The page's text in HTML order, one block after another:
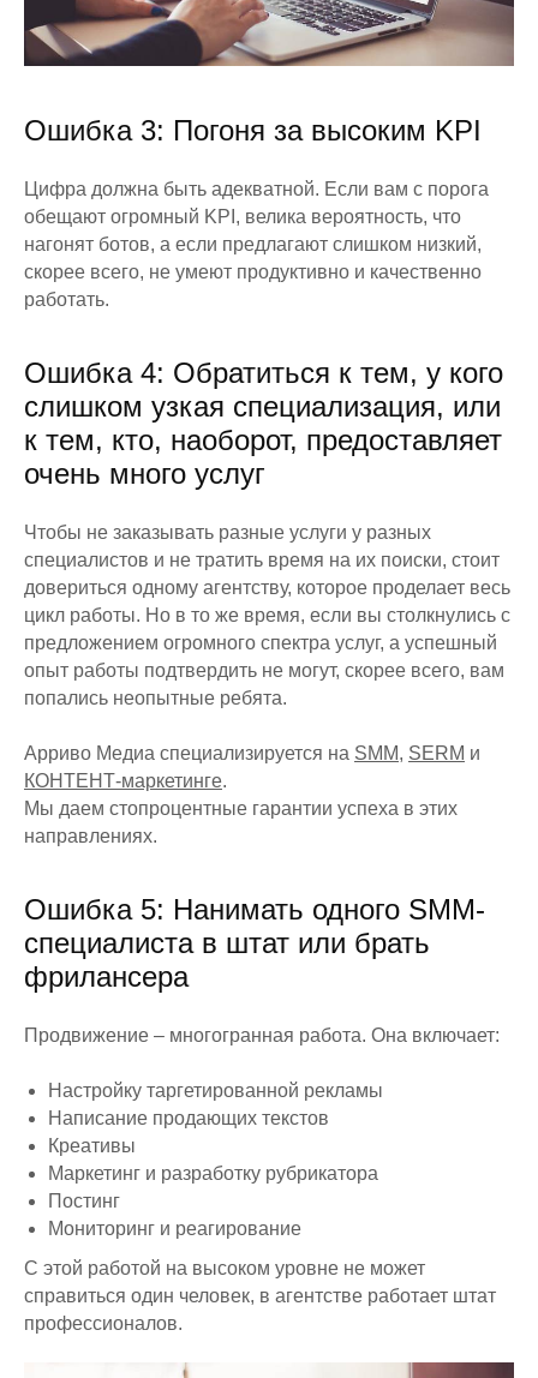
Ошибка 3: Погоня за высоким KPI
Цифра должна быть адекватной. Если вам с порога
обещают огромный KPI, велика вероятность, что
нагонят ботов, а если предлагают слишком низкий,
скорее всего, не умеют продуктивно и качественно
работать.
Ошибка 4: Обратиться к тем, у кого
слишком узкая специализация, или
к тем, кто, наоборот, предоставляет
очень много услуг
Чтобы не заказывать разные услуги у разных
специалистов и не тратить время на их поиски, стоит
довериться одному агентству, которое проделает весь
цикл работы. Но в то же время, если вы столкнулись с
предложением огромного спектра услуг, а успешный
опыт работы подтвердить не могут, скорее всего, вам
попались неопытные ребята.
Арриво Медиа специализируется на SMM, SERM и
КОНТЕНТ-маркетинге.
Мы даем стопроцентные гарантии успеха в этих
направлениях.
Ошибка 5: Нанимать одного SMM-
специалиста в штат или брать
фрилансера
Продвижение – многогранная работа. Она включает:
Настройку таргетированной рекламы
Написание продающих текстов
Креативы
Маркетинг и разработку рубрикатора
Постинг
Мониторинг и реагирование
С этой работой на высоком уровне не может
справиться один человек, в агентстве работает штат
профессионалов.